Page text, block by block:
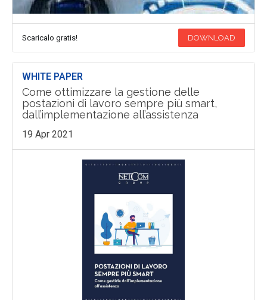
Scaricalo gratis! DOWNLOAD
WHITE PAPER
Come ottimizzare la gestione delle
postazioni di lavoro sempre più smart,
dall’implementazione all’assistenza
19 Apr 2021